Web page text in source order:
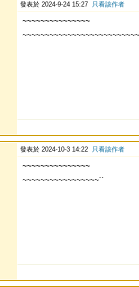
發表於 2024-9-24 15:27 只看該作者
~~~~~~~~~~~~~~~
發表於 2024-10-3 14:22 只看該作者
~~~~~~~~~~~~~~~
~~~~~~~~~~~~~~~~~``